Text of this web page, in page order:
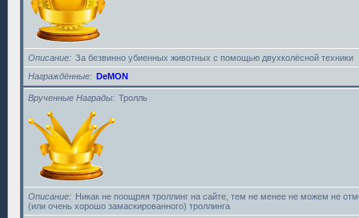
Описание
За безвинно убиенных животных с помощью двухколёсной техники
Награждённые
DeMON
Врученные Награды Тролль
Описание
Никак не поощряя троллинг на сайте, тем не менее не можем не
(или очень хорошо замаскированного) троллинга